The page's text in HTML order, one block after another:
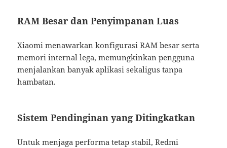
RAM Besar dan Penyimpanan Luas
Xiaomi menawarkan konfigurasi RAM besar serta
memori internal lega, memungkinkan pengguna
menjalankan banyak aplikasi sekaligus tanpa
hambatan.
Sistem Pendinginan yang Ditingkatkan
Untuk menjaga performa tetap stabil, Redmi